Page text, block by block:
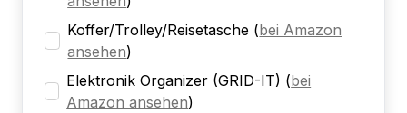
Koffer/Trolley/Reisetasche (bei Amazon
ansehen)
Elektronik Organizer (GRID-IT) (bei
Amazon ansehen)